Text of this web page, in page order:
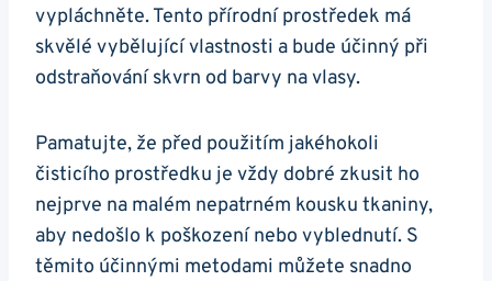
vypláchněte. Tento přírodní prostředek má
skvělé vybělující vlastnosti a bude účinný při
odstraňování skvrn od barvy na vlasy.
Pamatujte, že před použitím jakéhokoli
čisticího prostředku je vždy dobré zkusit ho
nejprve na malém nepatrném kousku tkaniny,
aby nedošlo k poškození nebo vyblednutí. S
těmito účinnými metodami můžete snadno